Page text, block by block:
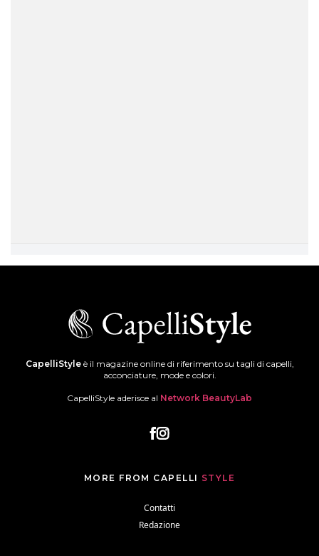
CapelliStyleè il magazine online di riferimento su tagli di capelli,
acconciature, mode e colori.
CapelliStyle aderisce al Network BeautyLab
MORE FROM CAPELLI STYLE
Contatti
Redazione